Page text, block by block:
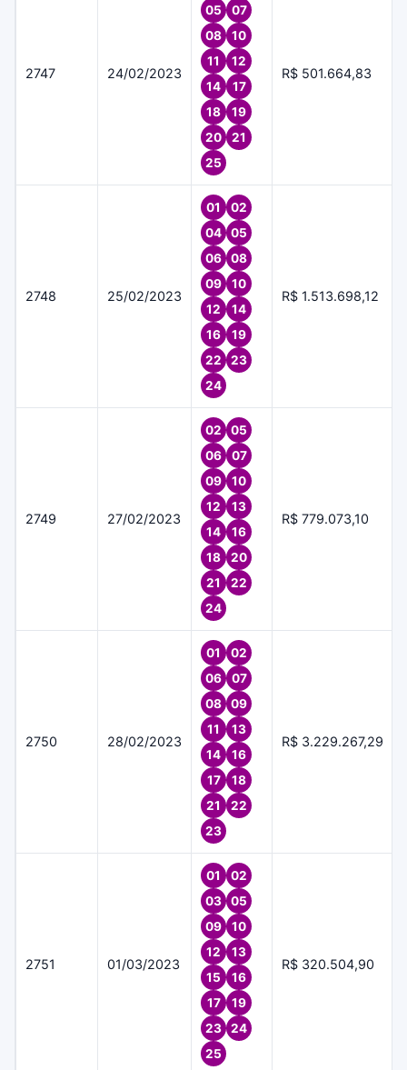
2747 24/02/2023
05
07
08
10
11
12
14
17
18
19
20
21
25
R$ 501.664,83
2748 25/02/2023
01
02
04
05
06
08
09
10
12
14
16
19
22
23
24
R$ 1.513.698,12
2749 27/02/2023
02
05
06
07
09
10
12
13
14
16
18
20
21
22
24
R$ 779.073,10
2750 28/02/2023
01
02
06
07
08
09
11
13
14
16
17
18
21
22
23
R$ 3.229.267,29
2751 01/03/2023
01
02
03
05
09
10
12
13
15
16
17
19
23
24
25
R$ 320.504,90